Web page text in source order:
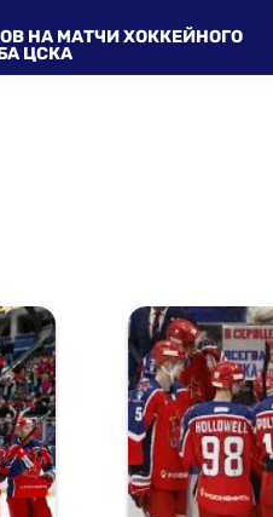
НА МАТЧИ ХОККЕЙНОГО
ЦСКА